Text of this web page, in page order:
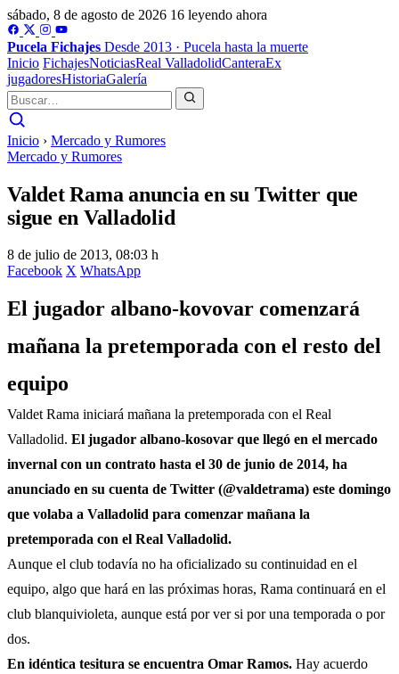
sábado, 8 de agosto de 2026 16 leyendo ahora
Pucela Fichajes Desde 2013 · Pucela hasta la muerte
Inicio FichajesNoticiasReal ValladolidCanteraEx
jugadoresHistoriaGalería
Inicio › Mercado y Rumores
Mercado y Rumores
Valdet Rama anuncia en su Twitter que
sigue en Valladolid
8 de julio de 2013, 08:03 h
Facebook X WhatsApp
El jugador albano-kovovar comenzará
mañana la pretemporada con el resto del
equipo
Valdet Rama iniciará mañana la pretemporada con el Real
Valladolid. El jugador albano-kosovar que llegó en el mercado
invernal con un contrato hasta el 30 de junio de 2014, ha
anunciado en su cuenta de Twitter (@valdetrama) este domingo
que volaba a Valladolid para comenzar mañana la
pretemporada con el Real Valladolid.
Aunque el club todavía no ha oficializado su continuidad en el
equipo, algo que hará en las próximas horas, Rama continuará en el
club blanquivioleta, aunque está por ver si por una temporada o por
dos.
En idéntica tesitura se encuentra Omar Ramos. Hay acuerdo